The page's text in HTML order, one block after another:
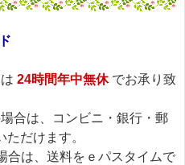
24時間年中無休でお承り致
合は、コンビニ・銀行・郵
ただけます。
合は、送料をｅパスタイムで